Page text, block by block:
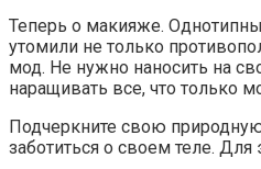
Теперь о макияже.
утомили не только
мод. Не нужно наносить на
наращивать все, что только
Подчеркните свою
заботиться о своем теле. Для